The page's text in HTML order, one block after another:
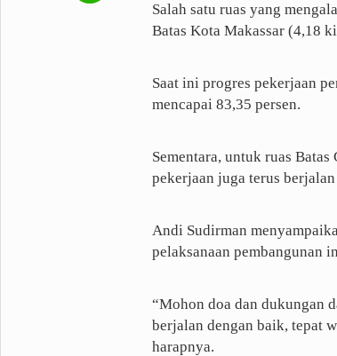
Salah satu ruas yang
Batas Kota Makassar (4,18
Saat ini progres pekerjaan
mencapai 83,35 persen.
Sementara, untuk ruas
pekerjaan juga terus
Andi Sudirman
pelaksanaan pembangunan
“Mohon doa dan dukungan
berjalan dengan baik, tepat
harapnya.